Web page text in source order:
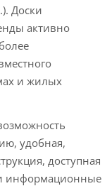
Доски
активно
и жилых
удобная,
доступная
информационные